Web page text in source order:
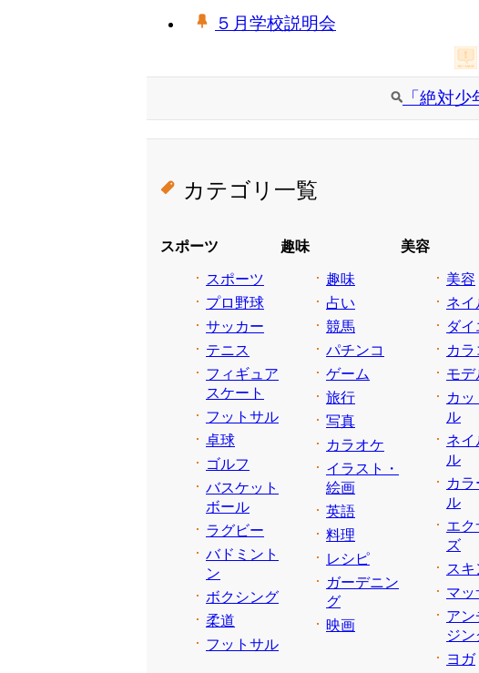
５月学校説明会
「絶対
カテゴリ一覧
スポーツ
スポーツ
プロ野球
サッカー
テニス
フィギュア
スケート
フットサル
卓球
ゴルフ
バスケット
ボール
ラグビー
バドミント
ン
ボクシング
柔道
フットサル
趣味
趣味
占い
競馬
パチンコ
ゲーム
旅行
写真
カラオケ
イラスト・
絵画
英語
料理
レシピ
ガーデニン
グ
映画
美容
美容
ネイ
ダイ
カラ
モデ
カ
ル
ネイ
ル
カ
ル
エク
ズ
スキ
マッ
アン
ジン
ヨガ